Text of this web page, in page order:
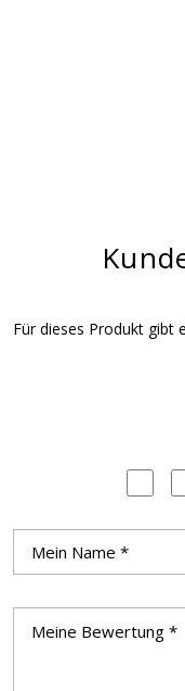
Für dieses Produkt gibt